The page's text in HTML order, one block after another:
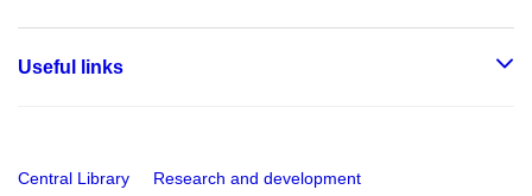
Useful links
Central Library Research and development